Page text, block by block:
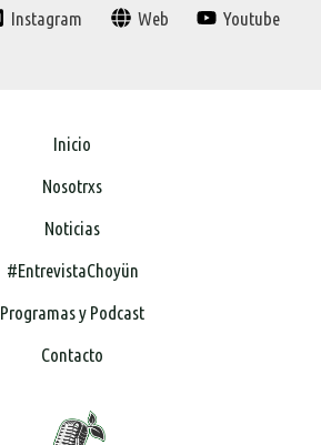
Instagram Web Youtube
Inicio
Nosotrxs
Noticias
#EntrevistaChoyün
Programas y Podcast
Contacto